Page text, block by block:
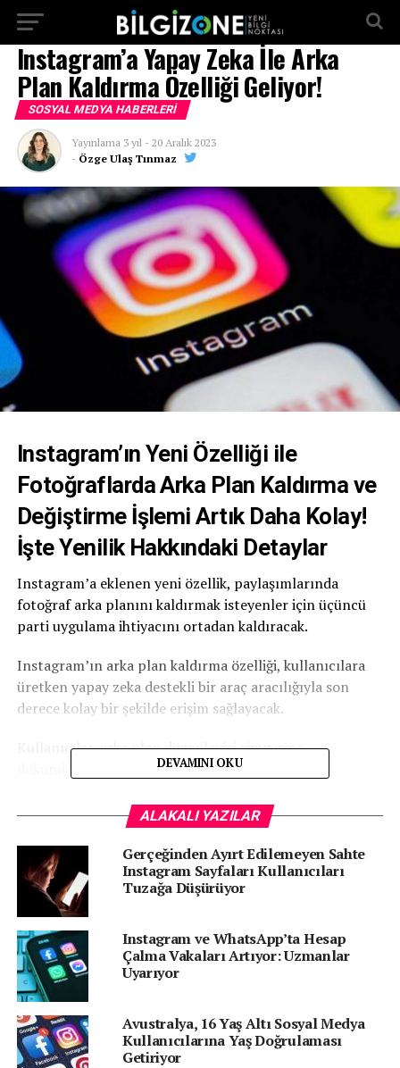
Instagram’a Yapay Zeka İle Arka
Plan Kaldırma Özelliği Geliyor!
SOSYAL MEDYA HABERLERI
Yayınlama 3 yıl - 20 Aralık 2023
- Özge Ulaş Tınmaz
Instagram’ın Yeni Özelliği ile
Fotoğraflarda Arka Plan Kaldırma ve
Değiştirme İşlemi Artık Daha Kolay!
İşte Yenilik Hakkındaki Detaylar
Instagram’a eklenen yeni özellik, paylaşımlarında
fotoğraf arka planını kaldırmak isteyenler için üçüncü
parti uygulama ihtiyacını ortadan kaldıracak.
Instagram’ın arka plan kaldırma özelliği, kullanıcılara
üretken yapay zeka destekli bir araç aracılığıyla son
derece kolay bir şekilde erişim sağlayacak.
Kullanıcılar, arka plan düzenleyici simgesine
dokunduklarında çeşitli istem önerileriyle
Hazır istemler ya da kullanıcının kendi yazdığı istemlere
göre arka plan silinip yenisiyle değiştirilecek.
Yeni oluşturulan arka plana sahip hikaye paylaşıldığında,
diğer kullanıcıların da özelliği hızlıca denemelerini
sağlayan bir çıkartma gösterilecek.
Şimdilik Sadece ABD’de!
Instagram’ın yapay zeka destekli arka plan
düzenleyicisinin şu anda yalnızca ABD’deki kullanıcılara
açık olduğu bildirildi.
DEVAMINI OKU
ALAKALI YAZILAR
Gerçeğinden Ayırt Edilemeyen Sahte
Instagram Sayfaları Kullanıcıları
Tuzağa Düşürüyor
Instagram ve WhatsApp’ta Hesap
Çalma Vakaları Artıyor: Uzmanlar
Uyarıyor
Avustralya, 16 Yaş Altı Sosyal Medya
Kullanıcılarına Yaş Doğrulaması
Getiriyor